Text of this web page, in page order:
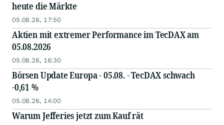
heute die Märkte
05.08.26, 17:50
Aktien mit extremer Performance im TecDAX am
05.08.2026
05.08.26, 16:30
Börsen Update Europa - 05.08. - TecDAX schwach
-0,61 %
05.08.26, 14:00
Warum Jefferies jetzt zum Kauf rät